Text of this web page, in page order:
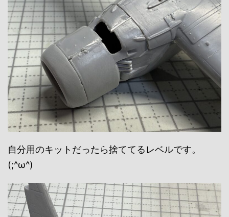
自分用のキットだったら捨ててるレベルです。
(;^ω^)